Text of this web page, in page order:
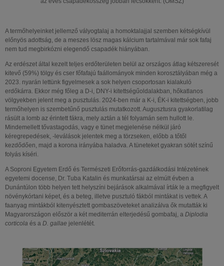
A termőhelyeinket jellemző vályogtalaj a homoktalajjal szemben kétségkívül
előnyös adottság, de a meszes lösz magas kálcium tartalmával már sok fafaj
nem tud megbirkózni elegendő csapadék hiányában.
Az erdészet által kezelt teljes erdőterületen belül az országos átlag kétszeresét
kitevő (59%) tölgy és cser főfafajú faállományok minden korosztályában még a
2023. nyarán lettünk figyelmesek a sok helyen csoportosan kialakuló
erdőkárra. Ekkor még főleg a D-i, DNY-i kitettségűoldalakban, hőkatlanos
völgyekben jelent meg a pusztulás. 2024-ben már a K-i, ÉK-i kitettségben, jobb
termőhelyen is szembetűnő pusztulás mutatkozott. Augusztusra gyakorlatilag
rásült a lomb az érintett fákra, mely aztán a tél folyamán sem hullott le.
Mindemellett tővastagodás, vagy e tünet megjelenése nélkül járó
kéregrepedések, -leválások jelentek meg a törzseken, előbb a tőtől
kezdődően, majd a korona irányába haladva. A tüneteket gyakran sötét színű
folyás kíséri.
A Soproni Egyetem Erdő és Természeti Erőforrás-gazdálkodási Intézetének
egyetemi docense, Dr. Tuba Katalin és munkatársai az elmúlt évben a
Dunántúlon több helyen tett helyszíni bejárások alkalmával írták le a megfigyelt
növénykórtani képet, és a beteg, illetve pusztuló fákból mintákat is vettek. A
faanyag mintákból kitenyésztett gombaszöveteket analizálva ők mutatták ki
Magyarországon először a két mediterrán elterjedésű gombafaj, a Diplodia
corticola és a D. gallae jelenlétét.